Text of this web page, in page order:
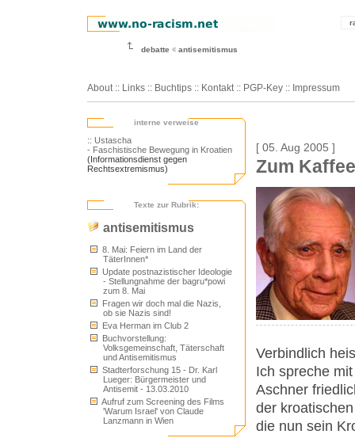
debatte antisemitismus
About :: Links :: Buchtips :: Kontakt :: PGP-Key :: Impressum
interne verweise
:: Ustascha
- Faschistische Bewegung in Kroatien
(Informationsdienst gegen
Rechtsextremismus)
Texte zur Rubrik:
antisemitismus
8. Mai: Feiern im Land der
TäterInnen*
Update postnazistischer Ideologie
- Stellungnahme der bagru*powi
zum 8. Mai
Fragen wir doch mal die Nazis,
ob sie Nazis sind!
Eva Herman im Club 2
Buchvorstellung:
Volksgemeinschaft, Täterschaft
und Antisemitismus
Stadterforschung 15 - Dr. Karl
Lueger: Bürgermeister und
Antisemit - 13.03.2010
Aufruf zum Screening des Films
'Warum Israel' von Claude
Lanzmann in Wien
[ 05. Aug 2005 ]
Zum
Verbindlich
Ich spreche
Aschner
der
die nun sein